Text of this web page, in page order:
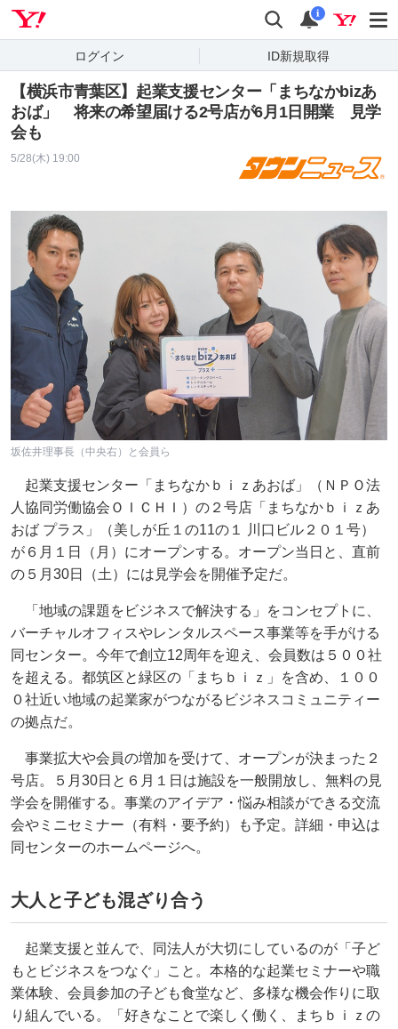
検索 通知
i
ログイン ID新規取得
【横浜市青葉区】起業支援センター「まちなかbizあ
おば」 将来の希望届ける2号店が6月1日開業 見学
会も
5/28(木) 19:00
坂佐井理事長（中央右）と会員ら
起業支援センター「まちなかｂｉｚあおば」（ＮＰＯ法
人協同労働協会ＯＩＣＨＩ）の２号店「まちなかｂｉｚあ
おば プラス」（美しが丘１の11の１ 川口ビル２０１号）
が６月１日（月）にオープンする。オープン当日と、直前
の５月30日（土）には見学会を開催予定だ。
「地域の課題をビジネスで解決する」をコンセプトに、
バーチャルオフィスやレンタルスペース事業等を手がける
同センター。今年で創立12周年を迎え、会員数は５００社
を超える。都筑区と緑区の「まちｂｉｚ」を含め、１００
０社近い地域の起業家がつながるビジネスコミュニティー
の拠点だ。
事業拡大や会員の増加を受けて、オープンが決まった２
号店。５月30日と６月１日は施設を一般開放し、無料の見
学会を開催する。事業のアイデア・悩み相談ができる交流
会やミニセミナー（有料・要予約）も予定。詳細・申込は
同センターのホームページへ。
大人と子ども混ざり合う
起業支援と並んで、同法人が大切にしているのが「子ど
もとビジネスをつなぐ」こと。本格的な起業セミナーや職
業体験、会員参加の子ども食堂など、多様な機会作りに取
り組んでいる。「好きなことで楽しく働く、まちｂｉｚの